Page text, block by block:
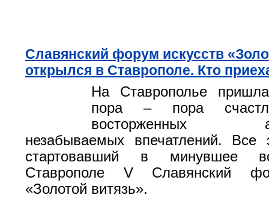
Славянский форум искусств
открылся в Ставрополе. Кто
На Ставрополье
пора – пора
восторженных
незабываемых впечатлений. Все
стартовавший в минувшее
Ставрополе V Славянский
«Золотой витязь».